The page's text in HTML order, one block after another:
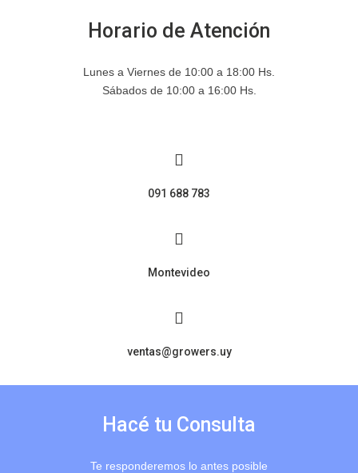
Horario de Atención
Lunes a Viernes de 10:00 a 18:00 Hs.
Sábados de 10:00 a 16:00 Hs.
091 688 783
Montevideo
ventas@growers.uy
Hacé tu Consulta
Te responderemos lo antes posible